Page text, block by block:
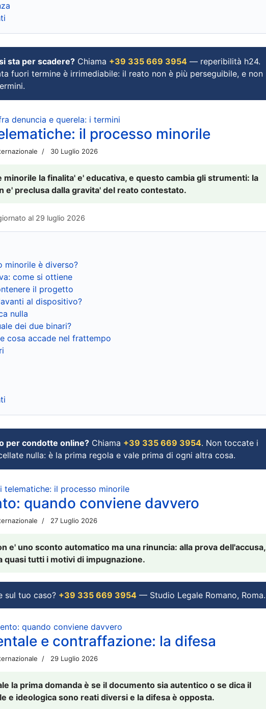
sta per scadere? Chiama +39 335 669 3954 — reperibilità h24.
fuori termine è irrimediabile: il reato non è più perseguibile, e non
denuncia e querela: i termini
il processo minorile
30 Luglio 2026
minorile la finalita' e' educativa, e questo cambia gli strumenti: la
e' preclusa dalla gravita' del reato contestato.
al 29 luglio 2026
minorile è diverso?
come si ottiene
il progetto
al dispositivo?
nulla
dei due binari?
cosa accade nel frattempo
per condotte online? Chiama +39 335 669 3954. Non toccate i
nulla: è la prima regola e vale prima di ogni altra cosa.
il processo minorile
quando conviene davvero
27 Luglio 2026
e' uno sconto automatico ma una rinuncia: alla prova dell'accusa,
quasi tutti i motivi di impugnazione.
sul tuo caso? +39 335 669 3954 — Studio Legale Romano, Roma.
quando conviene davvero
e contraffazione: la difesa
29 Luglio 2026
la prima domanda è se il documento sia autentico o se dica il
e ideologica sono reati diversi e la difesa è opposta.